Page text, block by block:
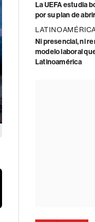
La UEFA estudia
por su plan de
Ni presencial, ni
modelo laboral
Latinoamérica